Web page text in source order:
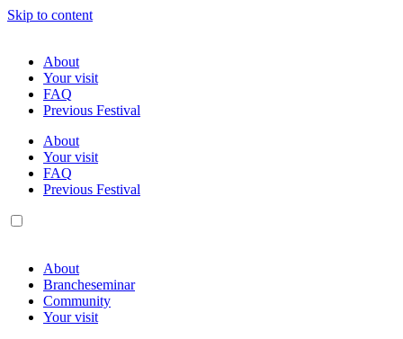
Skip to content
About
Your visit
FAQ
Previous Festival
About
Your visit
FAQ
Previous Festival
About
Brancheseminar
Community
Your visit